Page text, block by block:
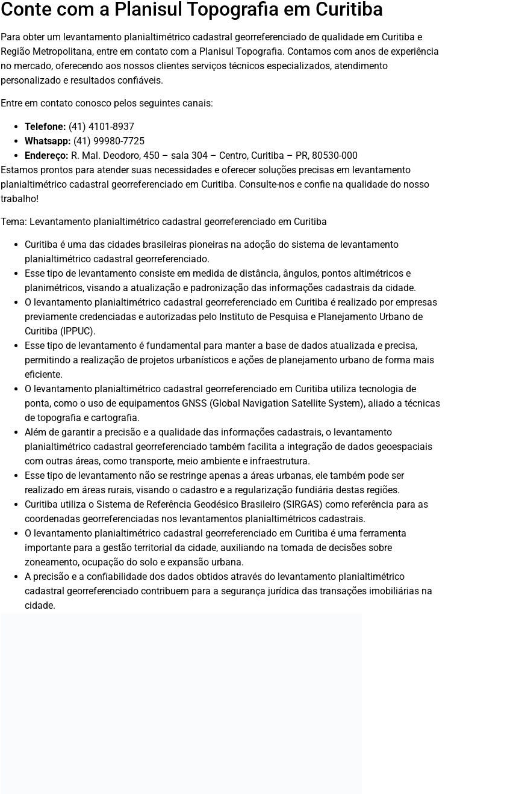
Conte com a Planisul Topografia em Curitiba
Para obter um levantamento planialtimétrico cadastral georreferenciado de qualidade em Curitiba e
Região Metropolitana, entre em contato com a Planisul Topografia. Contamos com anos de experiência
no mercado, oferecendo aos nossos clientes serviços técnicos especializados, atendimento
personalizado e resultados confiáveis.
Entre em contato conosco pelos seguintes canais:
Telefone: (41) 4101-8937
Whatsapp: (41) 99980-7725
Endereço: R. Mal. Deodoro, 450 – sala 304 – Centro, Curitiba – PR, 80530-000
Estamos prontos para atender suas necessidades e oferecer soluções precisas em levantamento
planialtimétrico cadastral georreferenciado em Curitiba. Consulte-nos e confie na qualidade do nosso
trabalho!
Tema: Levantamento planialtimétrico cadastral georreferenciado em Curitiba
Curitiba é uma das cidades brasileiras pioneiras na adoção do sistema de levantamento
planialtimétrico cadastral georreferenciado.
Esse tipo de levantamento consiste em medida de distância, ângulos, pontos altimétricos e
planimétricos, visando a atualização e padronização das informações cadastrais da cidade.
O levantamento planialtimétrico cadastral georreferenciado em Curitiba é realizado por empresas
previamente credenciadas e autorizadas pelo Instituto de Pesquisa e Planejamento Urbano de
Curitiba (IPPUC).
Esse tipo de levantamento é fundamental para manter a base de dados atualizada e precisa,
permitindo a realização de projetos urbanísticos e ações de planejamento urbano de forma mais
eficiente.
O levantamento planialtimétrico cadastral georreferenciado em Curitiba utiliza tecnologia de
ponta, como o uso de equipamentos GNSS (Global Navigation Satellite System), aliado a técnicas
de topografia e cartografia.
Além de garantir a precisão e a qualidade das informações cadastrais, o levantamento
planialtimétrico cadastral georreferenciado também facilita a integração de dados geoespaciais
com outras áreas, como transporte, meio ambiente e infraestrutura.
Esse tipo de levantamento não se restringe apenas a áreas urbanas, ele também pode ser
realizado em áreas rurais, visando o cadastro e a regularização fundiária destas regiões.
Curitiba utiliza o Sistema de Referência Geodésico Brasileiro (SIRGAS) como referência para as
coordenadas georreferenciadas nos levantamentos planialtimétricos cadastrais.
O levantamento planialtimétrico cadastral georreferenciado em Curitiba é uma ferramenta
importante para a gestão territorial da cidade, auxiliando na tomada de decisões sobre
zoneamento, ocupação do solo e expansão urbana.
A precisão e a confiabilidade dos dados obtidos através do levantamento planialtimétrico
cadastral georreferenciado contribuem para a segurança jurídica das transações imobiliárias na
cidade.